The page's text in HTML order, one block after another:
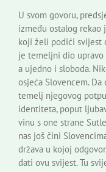
U svom govoru,
između ostalog rekao
koji želi podići svijest
je temeljni dio upravo
a ujedno i sloboda.
osjeća Slovencem.
temelj njegovog
identiteta, poput
vinu s one strane
nas još čini
država u kojoj
dati ovu svijest. Tu